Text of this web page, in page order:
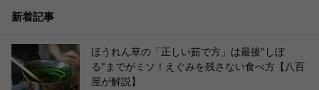
新着記事
ほうれん草の「正しい茹で方」は最後"しぼ
る"までがミソ！えぐみを残さない食べ方【八百
屋が解説】